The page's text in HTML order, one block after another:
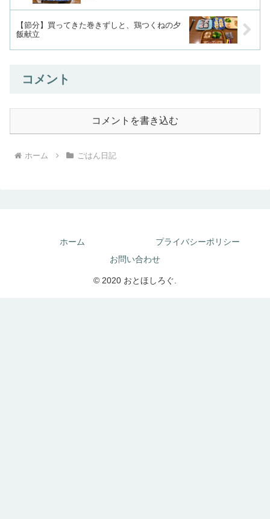
【節分】買ってきた巻きずしと、鶏つくねの夕
飯献立
コメント
コメントを書き込む
ホーム ごはん日記
ホーム
プライバシーポリシー
お問い合わせ
© 2020 おとほしろぐ.